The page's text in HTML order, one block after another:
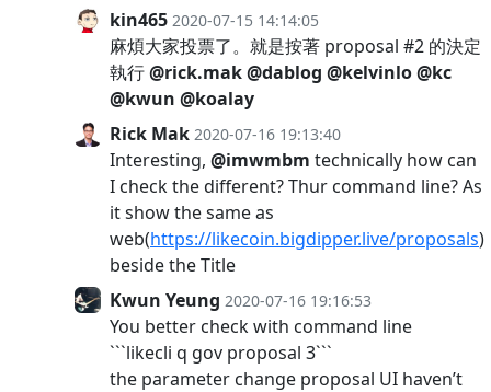
kin465 2020-07-15 14:14:05
麻煩大家投票了。就是按著 proposal #2 的決定
執行@rick.mak@dablog @kelvinlo@kc
@kwun @koalay
Rick Mak 2020-07-16 19:13:40
Interesting, @imwmbm technically how can
I check the different? Thur command line? As
it show the same as
web(https://likecoin.bigdipper.live/proposals)
beside the Title
Kwun Yeung 2020-07-16 19:16:53
You better check with command line
```likecli q gov proposal 3```
the parameter change proposal UI haven’t